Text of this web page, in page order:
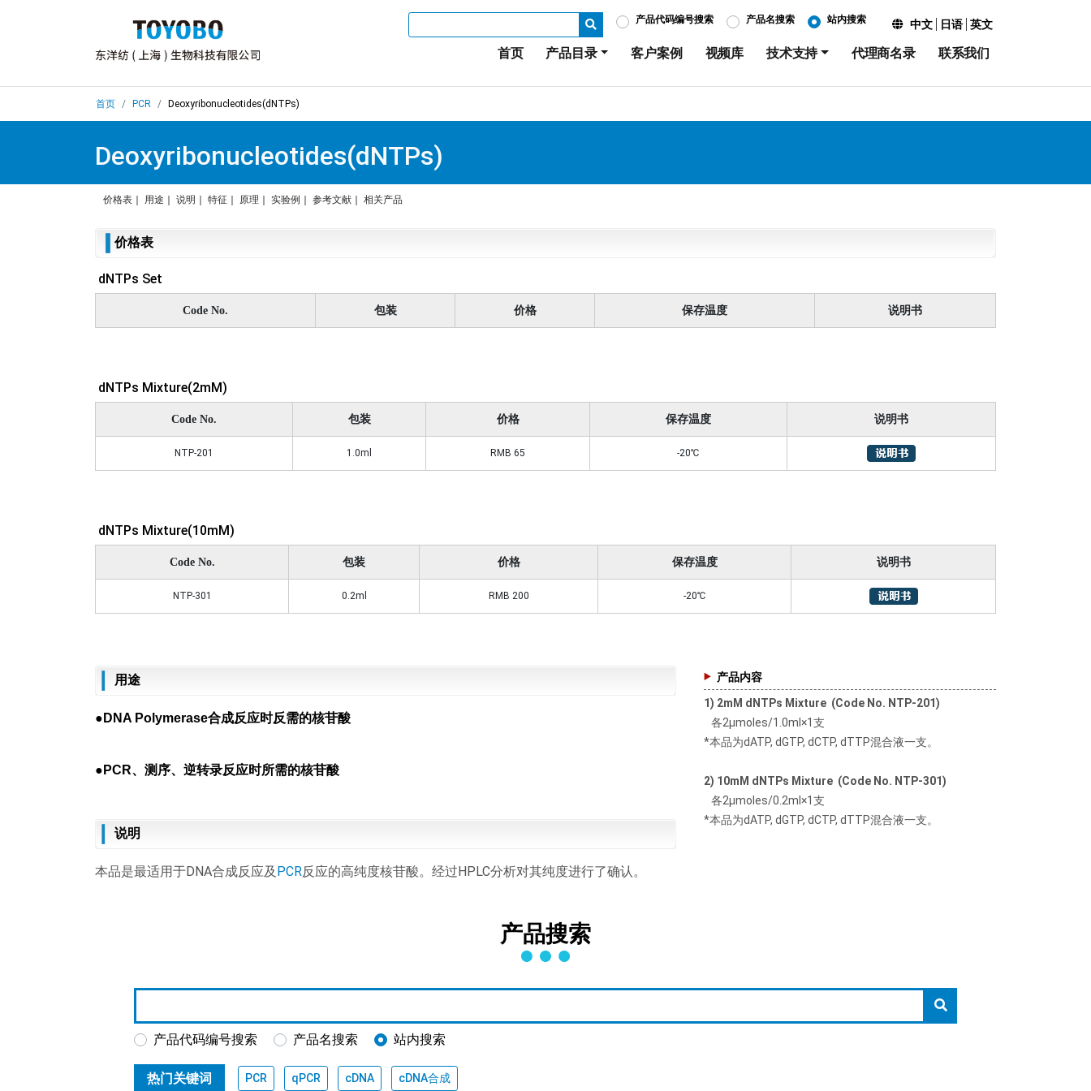
产品代码编号搜索 产品名搜索 站内搜索 中文 日语 英文
首页 产品目录 客户案例 视频库 技术支持 代理商名录 联系我们
首页 PCR Deoxyribonucleotides(dNTPs)
Deoxyribonucleotides(dNTPs)
价格表 用途 说明 特征 原理 实验例 参考文献 相关产品
价格表
dNTPs Set
Code No. 包装 价格 保存温度 说明书
dNTPs Mixture(2mM)
Code No. 包装 价格 保存温度 说明书
NTP-201 1.0ml RMB 65 -20℃
dNTPs Mixture(10mM)
Code No. 包装 价格 保存温度 说明书
NTP-301 0.2ml RMB 200 -20℃
用途
●DNA Polymerase合成反应时反需的核苷酸
●PCR、测序、逆转录反应时所需的核苷酸
说明
本品是最适用于DNA合成反应及 PCR反应的高纯度核苷酸。经过HPLC分析对其纯度进行了确认。
产品内容
1) 2mM dNTPs Mixture (Code No. NTP-201)
各2μmoles/1.0ml×1支
*本品为dATP, dGTP, dCTP, dTTP混合液一支。
2) 10mM dNTPs Mixture (Code No. NTP-301)
各2μmoles/0.2ml×1支
*本品为dATP, dGTP, dCTP, dTTP混合液一支。
产品搜索
产品代码编号搜索 产品名搜索 站内搜索
热门关键词 PCR qPCR cDNA cDNA合成